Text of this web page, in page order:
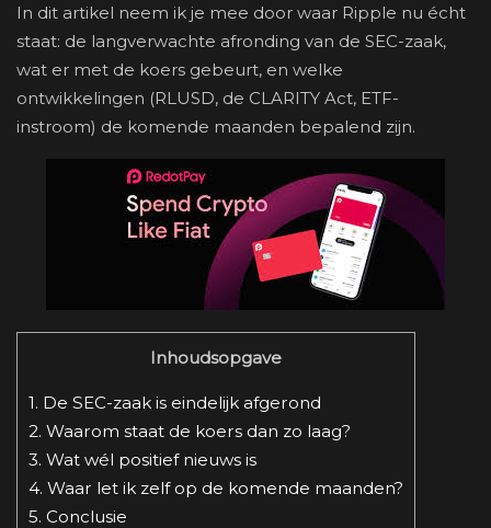
In dit artikel neem ik je mee door waar Ripple nu écht
staat: de langverwachte afronding van de SEC-zaak,
wat er met de koers gebeurt, en welke
ontwikkelingen (RLUSD, de CLARITY Act, ETF-
instroom) de komende maanden bepalend zijn.
Inhoudsopgave
1. De SEC-zaak is eindelijk afgerond
2. Waarom staat de koers dan zo laag?
3. Wat wél positief nieuws is
4. Waar let ik zelf op de komende maanden?
5. Conclusie